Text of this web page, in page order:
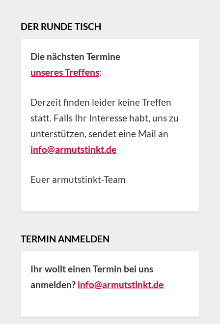
DER RUNDE TISCH
Die nächsten Termine
unseres Treffens:
Derzeit finden leider keine Treffen
statt. Falls Ihr Interesse habt, uns zu
unterstützen, sendet eine Mail an
info@armutstinkt.de
Euer armutstinkt-Team
TERMIN ANMELDEN
Ihr wollt einen Termin bei uns
anmelden? info@armutstinkt.de